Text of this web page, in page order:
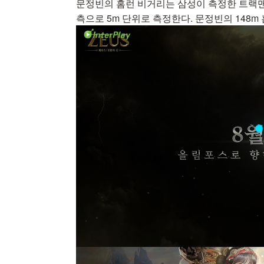
문정빈의 홈런 비거리는 삼성이 측정한 트
측으로 5m 단위로 측정한다. 문정빈의